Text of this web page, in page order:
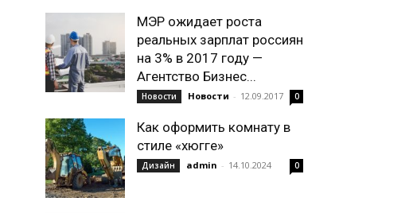
МЭР ожидает роста
реальных зарплат россиян
на 3% в 2017 году —
Агентство Бизнес...
Новости Новости - 12.09.2017 0
Как оформить комнату в
стиле «хюгге»
Дизайн admin - 14.10.2024 0